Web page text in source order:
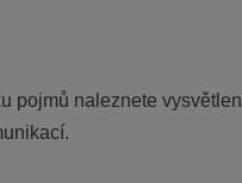
pojmů naleznete